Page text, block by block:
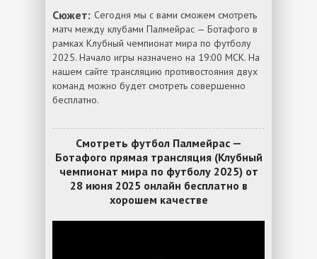
Сюжет: Сегодня мы с вами сможем смотреть
матч между клубами Палмейрас — Ботафого в
рамках Клубный чемпионат мира по футболу
2025. Начало игры назначено на 19:00 МСК. На
нашем сайте трансляцию противостояния двух
команд можно будет смотреть совершенно
бесплатно.
Смотреть футбол Палмейрас —
Ботафого прямая трансляция (Клубный
чемпионат мира по футболу 2025) от
28 июня 2025 онлайн бесплатно в
хорошем качестве